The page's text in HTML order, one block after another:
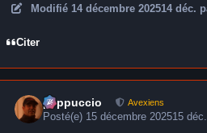
Modifié 14 décembre 202514 déc.
Citer
peppuccio Avexiens
Posté(e) 15 décembre 202515 déc.